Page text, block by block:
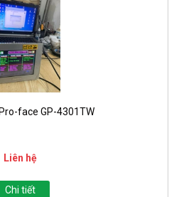
face GP-4301TW
Liên hệ
Chi tiết